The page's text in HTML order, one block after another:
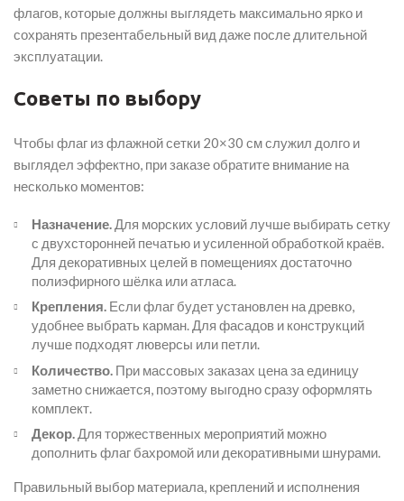
флагов, которые должны выглядеть максимально ярко и
сохранять презентабельный вид даже после длительной
эксплуатации.
Советы по выбору
Чтобы флаг из флажной сетки 20×30 см служил долго и
выглядел эффектно, при заказе обратите внимание на
несколько моментов:
Назначение. Для морских условий лучше выбирать сетку
с двухсторонней печатью и усиленной обработкой краёв.
Для декоративных целей в помещениях достаточно
полиэфирного шёлка или атласа.
Крепления. Если флаг будет установлен на древко,
удобнее выбрать карман. Для фасадов и конструкций
лучше подходят люверсы или петли.
Количество. При массовых заказах цена за единицу
заметно снижается, поэтому выгодно сразу оформлять
комплект.
Декор. Для торжественных мероприятий можно
дополнить флаг бахромой или декоративными шнурами.
Правильный выбор материала, креплений и исполнения